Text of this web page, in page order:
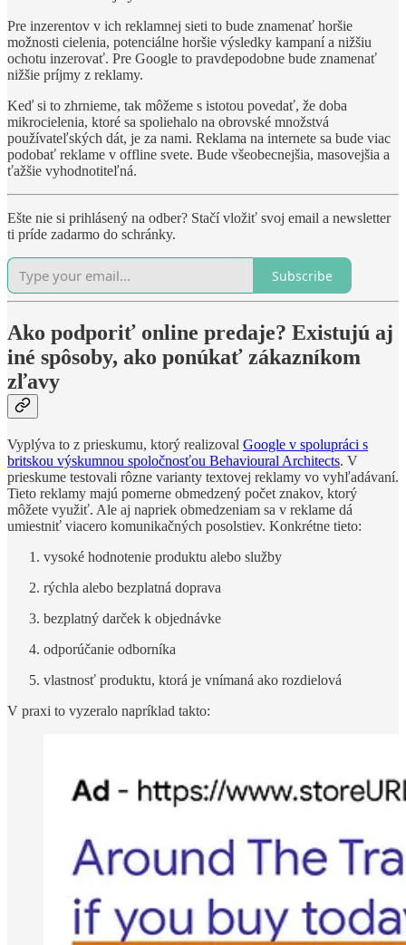
Pre inzerentov v ich reklamnej sieti to bude znamenať horšie
možnosti cielenia, potenciálne horšie výsledky kampaní a nižšiu
ochotu inzerovať. Pre Google to pravdepodobne bude znamenať
nižšie príjmy z reklamy.
Keď si to zhrnieme, tak môžeme s istotou povedať, že doba
mikrocielenia, ktoré sa spoliehalo na obrovské množstvá
používateľských dát, je za nami. Reklama na internete sa bude viac
podobať reklame v offline svete. Bude všeobecnejšia, masovejšia a
ťažšie vyhodnotiteľná.
Ešte nie si prihlásený na odber? Stačí vložiť svoj email a newsletter
ti príde zadarmo do schránky.
Subscribe
Ako podporiť online predaje? Existujú aj
iné spôsoby, ako ponúkať zákazníkom
zľavy
Vyplýva to z prieskumu, ktorý realizoval Google v spolupráci s
britskou výskumnou spoločnosťou Behavioural Architects. V
prieskume testovali rôzne varianty textovej reklamy vo vyhľadávaní.
Tieto reklamy majú pomerne obmedzený počet znakov, ktorý
môžete využiť. Ale aj napriek obmedzeniam sa v reklame dá
umiestniť viacero komunikačných posolstiev. Konkrétne tieto:
vysoké hodnotenie produktu alebo služby
rýchla alebo bezplatná doprava
bezplatný darček k objednávke
odporúčanie odborníka
vlastnosť produktu, ktorá je vnímaná ako rozdielová
V praxi to vyzeralo napríklad takto: